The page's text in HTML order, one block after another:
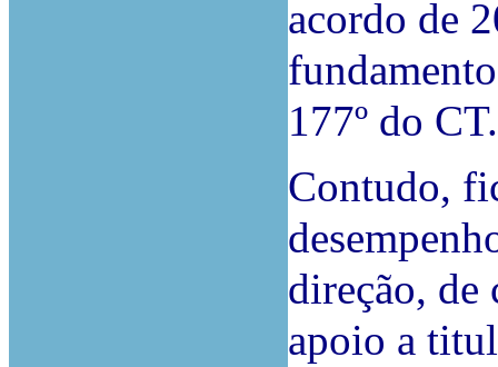
acordo de
177º do CT.
Contudo,
direção, de
apoio a